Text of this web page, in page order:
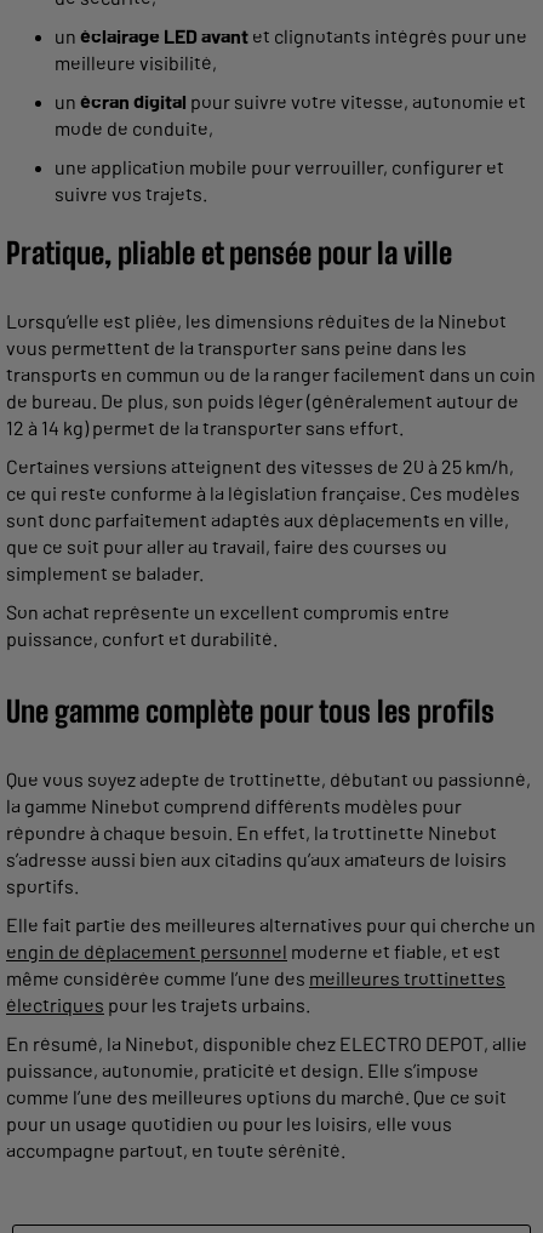
un éclairage LED avant et clignotants intégrés pour une
meilleure visibilité,
un écran digital pour suivre votre vitesse, autonomie et
mode de conduite,
une application mobile pour verrouiller, configurer et
suivre vos trajets.
Pratique, pliable et pensée pour la ville
Lorsqu’elle est pliée, les dimensions réduites de la Ninebot
vous permettent de la transporter sans peine dans les
transports en commun ou de la ranger facilement dans un coin
de bureau. De plus, son poids léger (généralement autour de
12 à 14 kg) permet de la transporter sans effort.
Certaines versions atteignent des vitesses de 20 à 25 km/h,
ce qui reste conforme à la législation française. Ces modèles
sont donc parfaitement adaptés aux déplacements en ville,
que ce soit pour aller au travail, faire des courses ou
simplement se balader.
Son achat représente un excellent compromis entre
puissance, confort et durabilité.
Une gamme complète pour tous les profils
Que vous soyez adepte de trottinette, débutant ou passionné,
la gamme Ninebot comprend différents modèles pour
répondre à chaque besoin. En effet, la trottinette Ninebot
s’adresse aussi bien aux citadins qu’aux amateurs de loisirs
sportifs.
Elle fait partie des meilleures alternatives pour qui cherche un
engin de déplacement personnel moderne et fiable, et est
même considérée comme l’une des meilleures trottinettes
électriques pour les trajets urbains.
En résumé, la Ninebot, disponible chez ELECTRO DEPOT, allie
puissance, autonomie, praticité et design. Elle s’impose
comme l’une des meilleures options du marché. Que ce soit
pour un usage quotidien ou pour les loisirs, elle vous
accompagne partout, en toute sérénité.